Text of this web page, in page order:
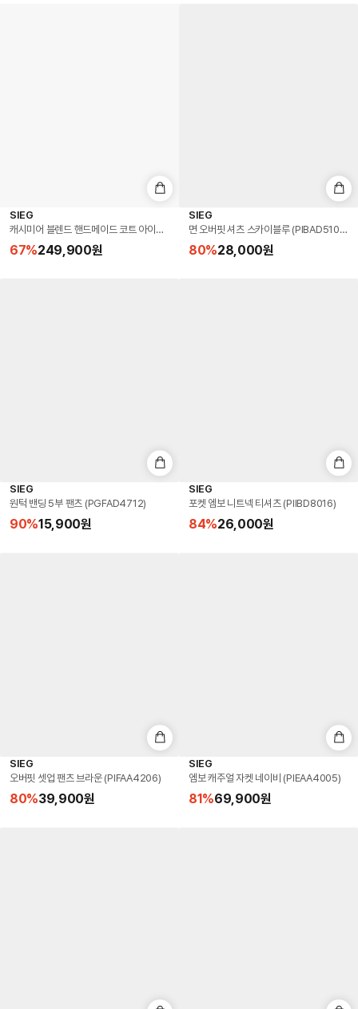
SIEG
캐시미어 블렌드 핸드메이드 코트 아이보리 (PJHAX7009)
67%249,900원
SIEG
면 오버핏 셔츠 스카이블루 (PIBAD5104)
80%28,000원
SIEG
원턱 밴딩 5부 팬츠 (PGFAD4712)
90%15,900원
SIEG
포켓 엠보 니트넥 티셔츠 (PIIBD8016)
84%26,000원
SIEG
오버핏 셋업 팬츠 브라운 (PIFAA4206)
80%39,900원
SIEG
엠보 캐주얼 자켓 네이비 (PIEAA4005)
81 %69,900원